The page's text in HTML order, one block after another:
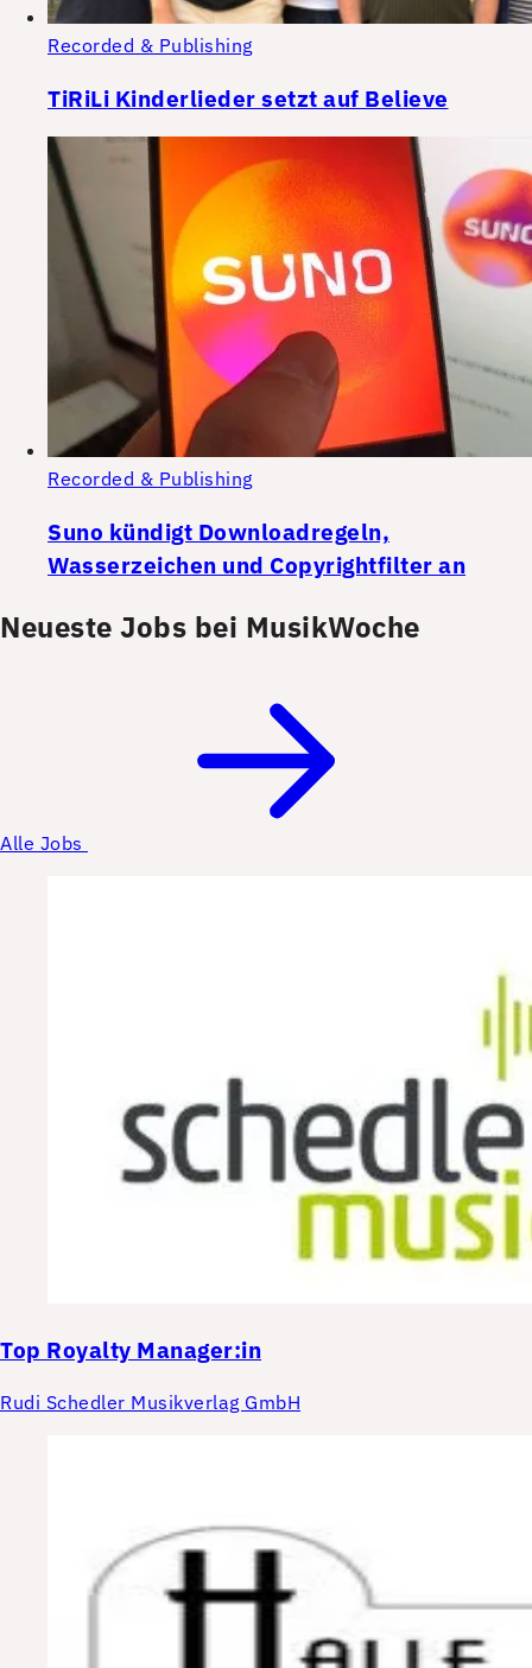
Recorded & Publishing
TiRiLi Kinderlieder setzt auf Believe
Recorded & Publishing
Suno kündigt Downloadregeln,
Wasserzeichen und Copyrightfilter an
Neueste Jobs bei MusikWoche
Alle Jobs
Top Royalty Manager:in
Rudi Schedler Musikverlag GmbH